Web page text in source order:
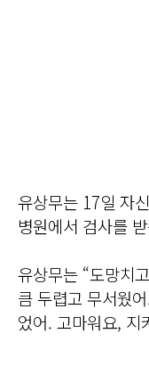
유상무는 17일 자
병원에서 검사를
유상무는 “도망치
큼 두렵고 무서웠
었어. 고마워요, 지